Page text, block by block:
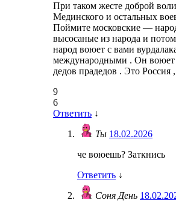
При таком жесте доброй
Мединского и остальных
Поймите московские —
высосаные из народа и
народ воюет с вами
международными . Он воюет
дедов прадедов . Это
9
6
Ответить ↓
Ты 18.02.2026
че воюешь? Заткнись
Ответить ↓
Соня День